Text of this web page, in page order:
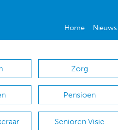
Home Nieuws
Zorg
Pensioen
Senioren Visie